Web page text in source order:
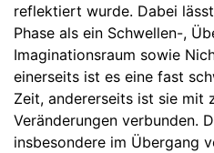
reflektiert wurde. Dabei
Phase als ein Schwellen-,
Imaginationsraum sowie
einerseits ist es eine fast
Zeit, andererseits ist sie mit
Veränderungen verbunden.
insbesondere im Übergang